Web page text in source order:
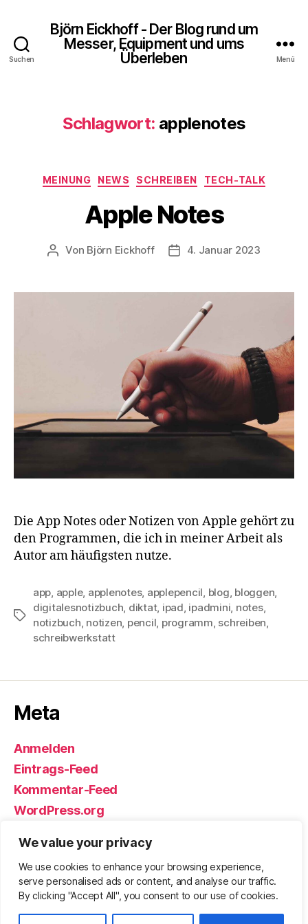
We value your privacy
We use cookies to enhance your browsing experience,
serve personalised ads or content, and analyse our traffic.
By clicking "Accept All", you consent to our use of cookies.
Suchen
Björn Eickhoff - Der Blog rund um
Messer, Equipment und ums
Überleben
Menü
Schlagwort: applenotes
Kategorien
MEINUNG NEWS SCHREIBEN TECH-TALK
Apple Notes
Beitragsautor
Von Björn Eickhoff Veröffentlichungsdatum
4. Januar 2023
Die App Notes oder Notizen von Apple gehört zu
den Programmen, die ich in meiner Arbeit als
Autor am häufigsten nutze.
Schlagwörter
app, apple, applenotes, applepencil, blog, bloggen,
digitalesnotizbuch, diktat, ipad, ipadmini, notes,
notizbuch, notizen, pencil, programm, schreiben,
schreibwerkstatt
Meta
Anmelden
Eintrags-Feed
Kommentar-Feed
WordPress.org
© 2026Björn Eickhoff – Der Blog
rund um Messer, Equipment und ums
Überleben
Nach oben